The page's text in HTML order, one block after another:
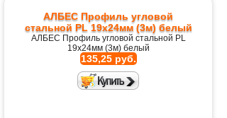
АЛБЕС Профиль угловой
стальной PL 19х24мм (3м) белый
АЛБЕС Профиль угловой стальной PL
19х24мм (3м) белый
135,25 руб.